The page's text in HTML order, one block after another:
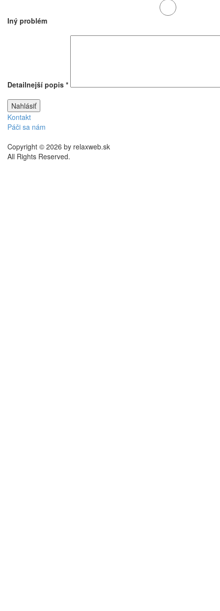
Iný problém
Detailnejší popis *
Kontakt
Páči sa nám
Copyright © 2026 by relaxweb.sk
All Rights Reserved.